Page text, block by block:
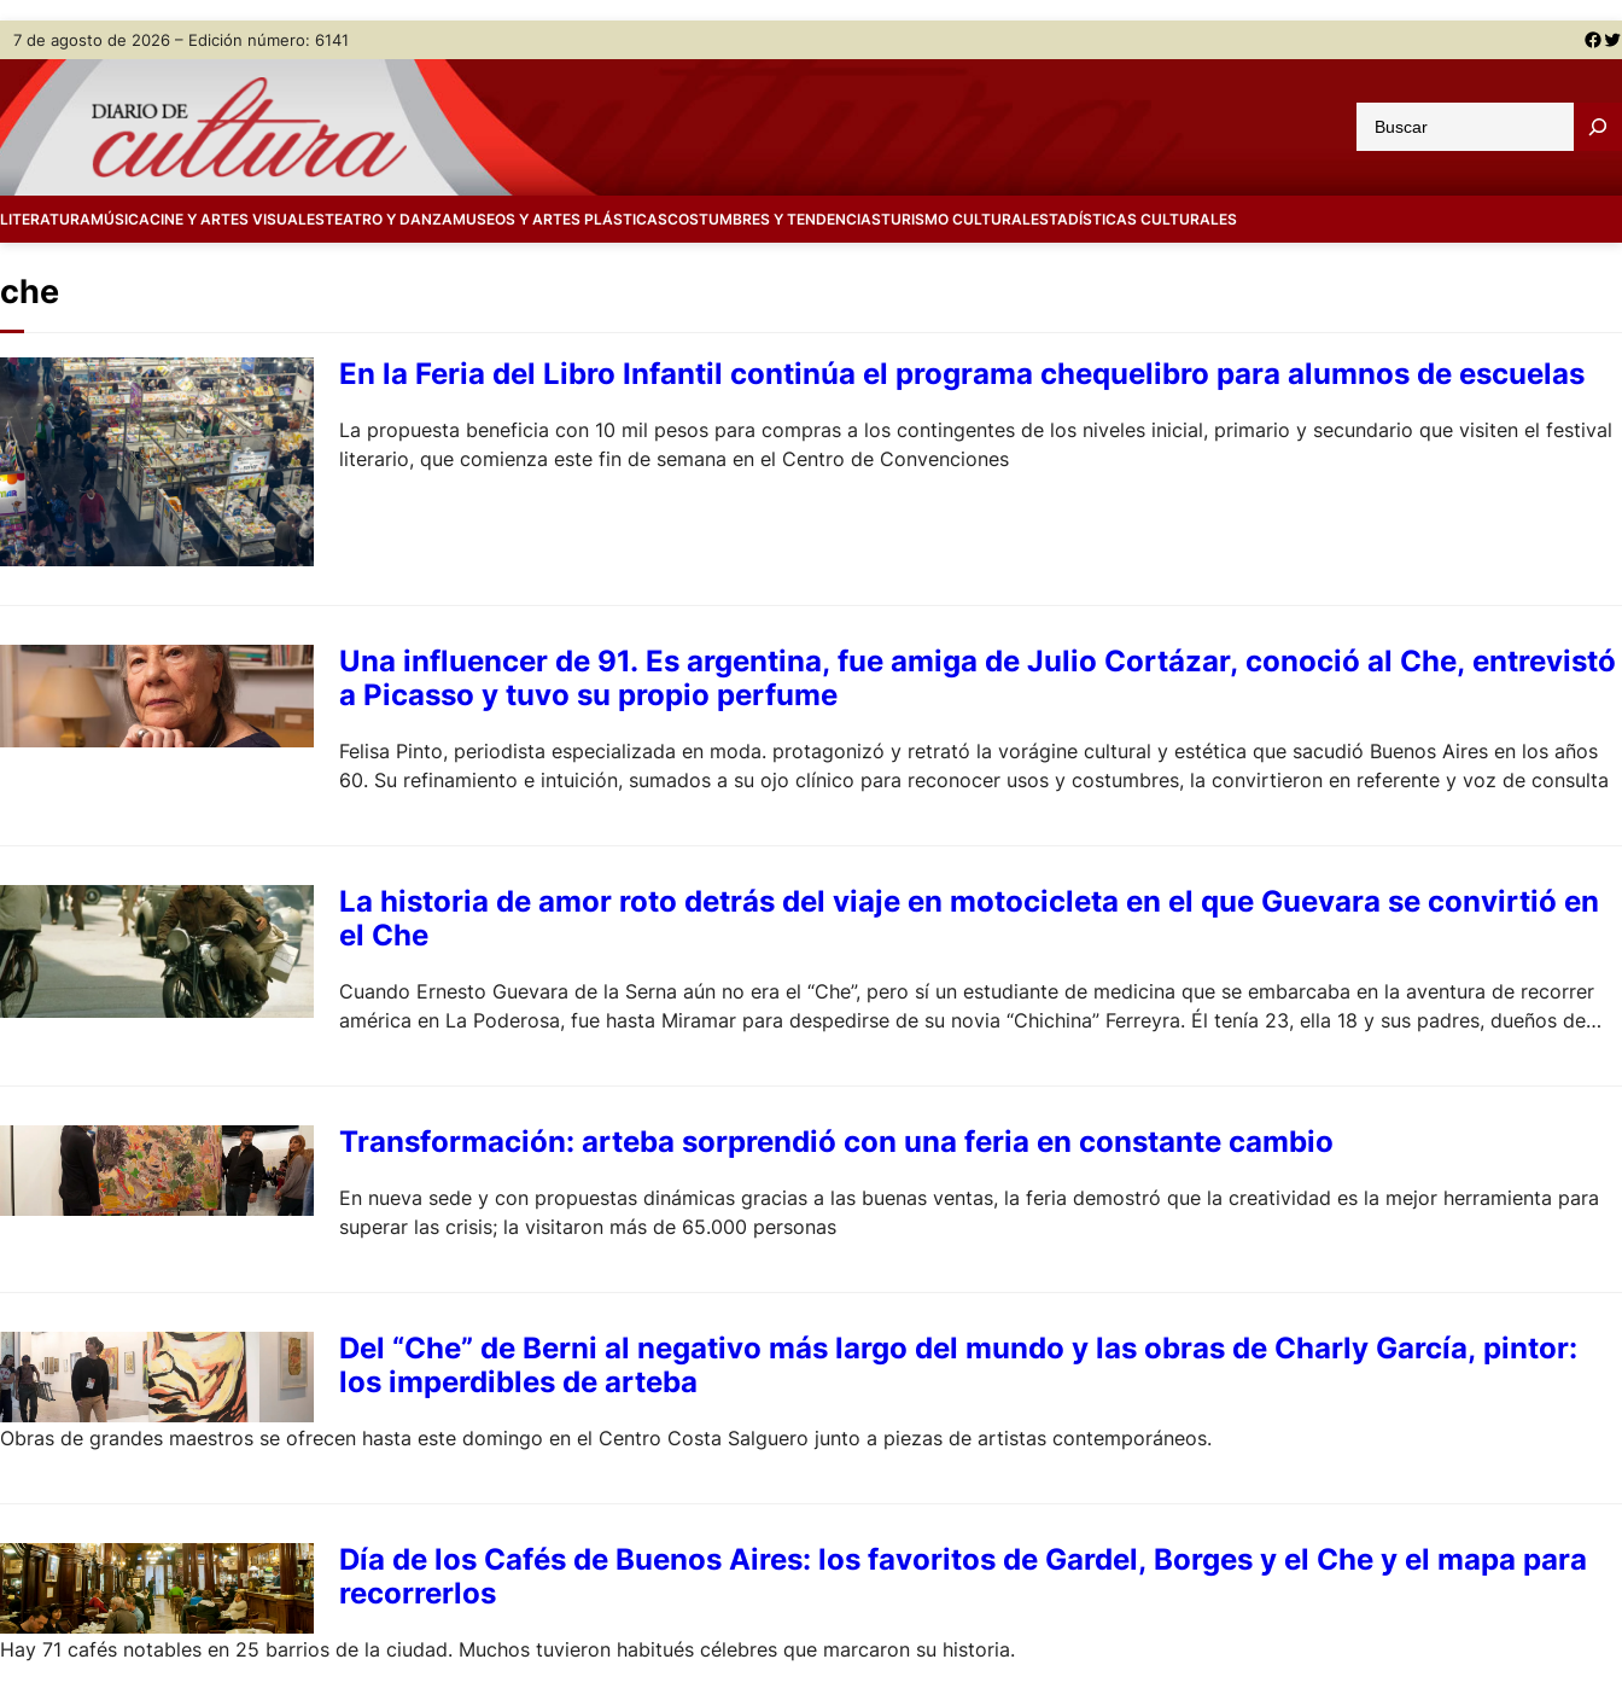
Skip
content
7 de agosto de 2026 – Edición número: 6141 Facebook Twitter
u
a
LITERATURAMÚSICACINE Y ARTES VISUALESTEATRO Y DANZAMUSEOS Y ARTES PLÁSTICASCOSTUMBRES Y TENDENCIASTURISMO CULTURALESTADÍSTICAS CULTURALES
che
En la Feria del Libro Infantil continúa el programa chequelibro para alumnos de escuelas
La propuesta beneficia con 10 mil pesos para compras a los contingentes de los niveles inicial, primario y secundario que visiten el festival
literario, que comienza este fin de semana en el Centro de Convenciones
Una influencer de 91. Es argentina, fue amiga de Julio Cortázar, conoció al Che, entrevistó
a Picasso y tuvo su propio perfume
Felisa Pinto, periodista especializada en moda. protagonizó y retrató la vorágine cultural y estética que sacudió Buenos Aires en los años
60. Su refinamiento e intuición, sumados a su ojo clínico para reconocer usos y costumbres, la convirtieron en referente y voz de consulta
La historia de amor roto detrás del viaje en motocicleta en el que Guevara se convirtió en
el Che
Cuando Ernesto Guevara de la Serna aún no era el “Che”, pero sí un estudiante de medicina que se embarcaba en la aventura de recorrer
américa en La Poderosa, fue hasta Miramar para despedirse de su novia “Chichina” Ferreyra. Él tenía 23, ella 18 y sus padres, dueños de
Transformación: arteba sorprendió con una feria en constante cambio
En nueva sede y con propuestas dinámicas gracias a las buenas ventas, la feria demostró que la creatividad es la mejor herramienta para
superar las crisis; la visitaron más de 65.000 personas
Del “Che” de Berni al negativo más largo del mundo y las obras de Charly García, pintor:
los imperdibles de arteba
Obras de grandes maestros se ofrecen hasta este domingo en el Centro Costa Salguero junto a piezas de artistas contemporáneos.
Día de los Cafés de Buenos Aires: los favoritos de Gardel, Borges y el Che y el mapa para
recorrerlos
Hay 71 cafés notables en 25 barrios de la ciudad. Muchos tuvieron habitués célebres que marcaron su historia.